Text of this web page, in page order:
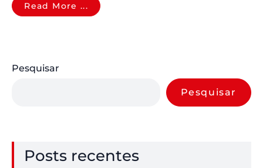
Read More ...
Pesquisar
Pesquisar
Posts recentes